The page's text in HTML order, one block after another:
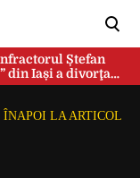
Ștefan
din Iași a divorţat
ÎNAPOI LA ARTICOL